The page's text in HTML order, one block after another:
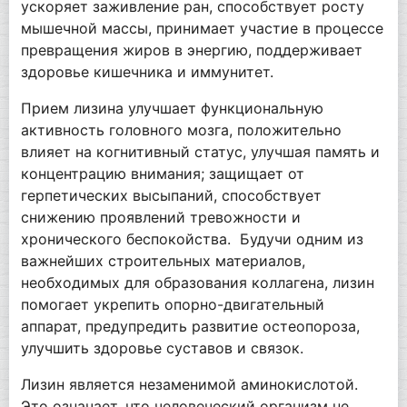
ускоряет заживление ран, способствует росту
мышечной массы, принимает участие в процессе
превращения жиров в энергию, поддерживает
здоровье кишечника и иммунитет.
Прием лизина улучшает функциональную
активность головного мозга, положительно
влияет на когнитивный статус, улучшая память и
концентрацию внимания; защищает от
герпетических высыпаний, способствует
снижению проявлений тревожности и
хронического беспокойства. Будучи одним из
важнейших строительных материалов,
необходимых для образования коллагена, лизин
помогает укрепить опорно-двигательный
аппарат, предупредить развитие остеопороза,
улучшить здоровье суставов и связок.
Лизин является незаменимой аминокислотой.